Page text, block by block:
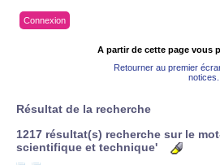
Connexion
A partir de cette page vous
Retourner au premier
notices...
Résultat de la recherche
1217 résultat(s) recherche sur le
scientifique et technique'